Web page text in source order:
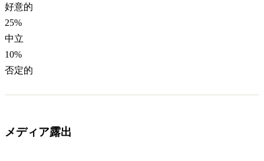
好意的
25%
中立
10%
否定的
メディア露出